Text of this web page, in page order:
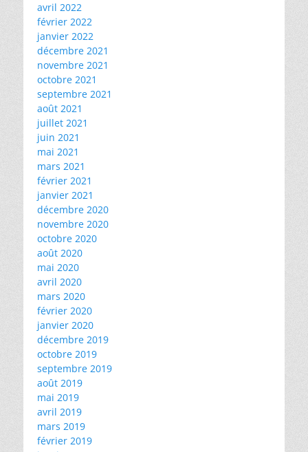
avril 2022
février 2022
janvier 2022
décembre 2021
novembre 2021
octobre 2021
septembre 2021
août 2021
juillet 2021
juin 2021
mai 2021
mars 2021
février 2021
janvier 2021
décembre 2020
novembre 2020
octobre 2020
août 2020
mai 2020
avril 2020
mars 2020
février 2020
janvier 2020
décembre 2019
octobre 2019
septembre 2019
août 2019
mai 2019
avril 2019
mars 2019
février 2019